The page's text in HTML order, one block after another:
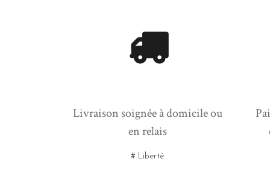
Livraison soignée à domicile ou
en relais
# Liberté